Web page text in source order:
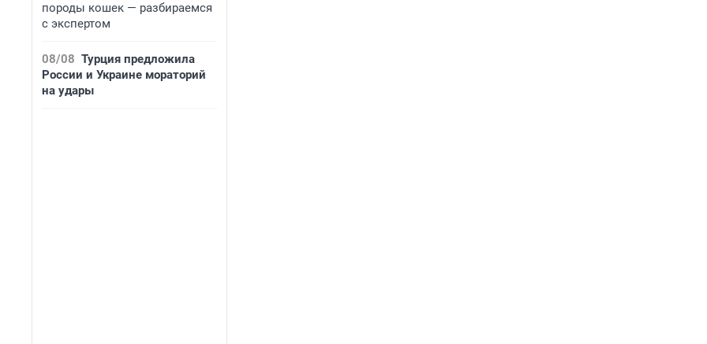
породы кошек — разбираемся
с экспертом
08/08 Турция предложила
России и Украине мораторий
на удары